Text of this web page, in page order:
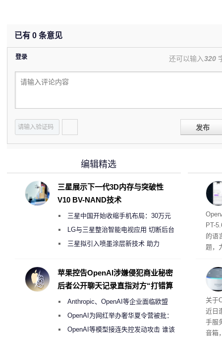
已有 0 条意见
登录 还可以输入320
发布
算
PT-
的语
题，
美元
关于
近日
手服
音箱
编辑精选
三星展示下一代3D内存与突破性
V10 BV-NAND技术
三星中国开始收缩手机布局：30万元
月销售额不达标门店 将被逐步清退
LG与三星整治智能电视应用 切断后台
偷偷共享带宽的违规行为
三星拟引入喷墨涂层新技术 助力
度
苹果控告OpenAI涉嫌侵犯商业秘密
后者公开聊天记录直指对方“打错算
Anthropic、OpenAI等企业面临欧盟
《人工智能法案》全新执法权限审查
OpenAI为网红举办奢华夏令营被批：
2000美元一晚 遭讽“反乌托邦”
OpenAI等模型接连失控发动攻击 谁该